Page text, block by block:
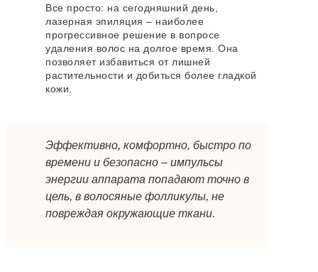
Все просто: на сегодняшний день,
лазерная эпиляция – наиболее
прогрессивное решение в вопросе
удаления волос на долгое время. Она
позволяет избавиться от лишней
растительности и добиться более гладкой
кожи.
Эффективно, комфортно, быстро по
времени и безопасно – импульсы
энергии аппарата попадают точно в
цель, в волосяные фолликулы, не
повреждая окружающие ткани.